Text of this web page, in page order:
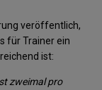
veröffentlich,
für Trainer ein
ist:
zweimal pro